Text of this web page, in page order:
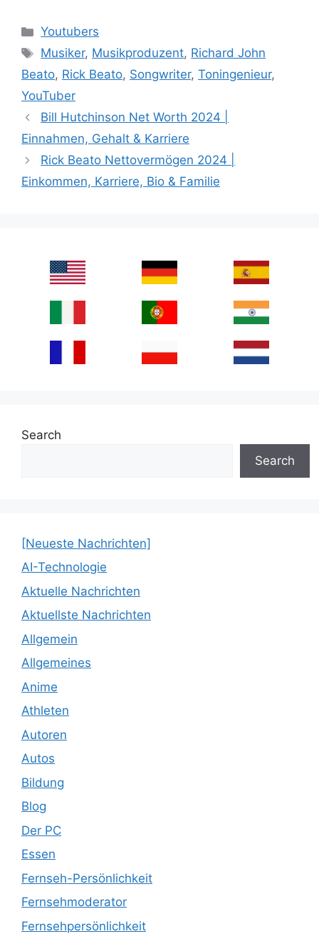
Categories
Youtubers
Tags
Musiker, Musikproduzent, Richard John
Beato, Rick Beato, Songwriter, Toningenieur,
YouTuber
Bill Hutchinson Net Worth 2024 |
Einnahmen, Gehalt & Karriere
Rick Beato Nettovermögen 2024 |
Einkommen, Karriere, Bio & Familie
Search
Search
[Neueste Nachrichten]
AI-Technologie
Aktuelle Nachrichten
Aktuellste Nachrichten
Allgemein
Allgemeines
Anime
Athleten
Autoren
Autos
Bildung
Blog
Der PC
Essen
Fernseh-Persönlichkeit
Fernsehmoderator
Fernsehpersönlichkeit